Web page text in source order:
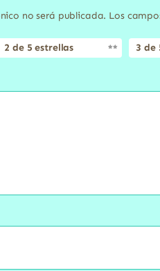
no será publicada. Los
2 de 5 estrellas 3 de